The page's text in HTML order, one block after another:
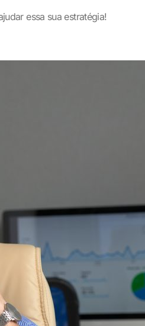
essa sua estratégia!